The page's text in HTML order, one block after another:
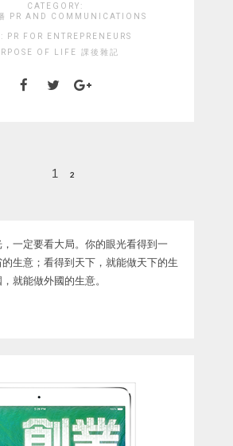
CATEGORY:
PR AND COMMUNICATIONS
PR FOR ENTREPRENEURS
OF LIFE
課後雜記
1 2
一定要看大局。你的眼光看得到一
生意；看得到天下，就能做天下的生
就能做外國的生意。